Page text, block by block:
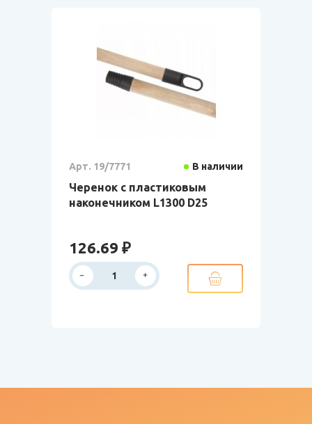
Арт. 19/7771 В наличии
Черенок с пластиковым
наконечником L1300 D25
126.69 ₽